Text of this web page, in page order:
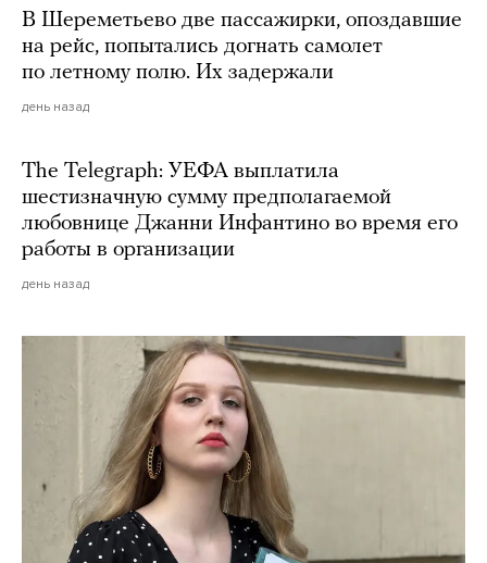
В Шереметьево две пассажирки, опоздавшие
на рейс, попытались догнать самолет
по летному полю. Их задержали
день назад
The Telegraph: УЕФА выплатила
шестизначную сумму предполагаемой
любовнице Джанни Инфантино во время его
работы в организации
день назад